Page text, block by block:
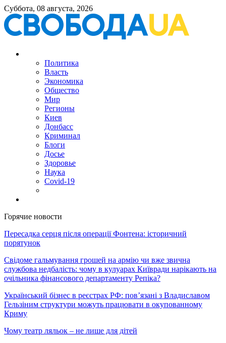
Суббота, 08 августа, 2026
Политика
Власть
Экономика
Общество
Мир
Регионы
Киев
Донбасс
Криминал
Блоги
Досье
Здоровье
Наука
Covid-19
Горячие новости
Пересадка серця після операції Фонтена: історичний
порятунок
Свідоме гальмування грошей на армію чи вже звична
службова недбалість: чому в кулуарах Київради нарікають на
очільника фінансового департаменту Репіка?
Український бізнес в реєстрах РФ: пов’язані з Владиславом
Гельзіним структури можуть працювати в окупованному
Криму
Чому театр ляльок – не лише для дітей